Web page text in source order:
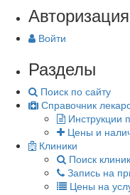
Авторизация
Войти
Разделы
Поиск по сайту
Справочник
Инструкции
Цены и
Клиники
Поиск
Запись на
Цены на